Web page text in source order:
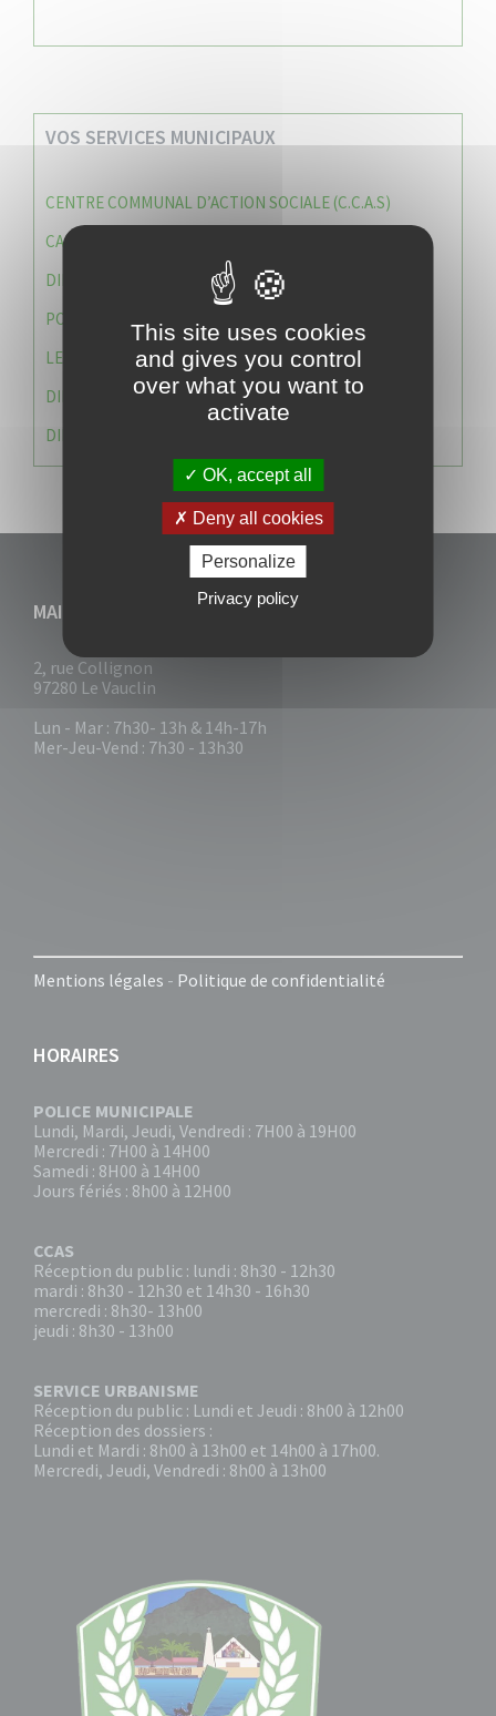
VOS SERVICES MUNICIPAUX
CENTRE COMMUNAL D’ACTION SOCIALE (C.C.A.S)
CAISSE DES ÉCOLES
DIRECTION DES SERVICES TECHNIQUES
POLICE MUNICIPALE
LE CABINET DU MAIRE
DIRECTION DES RESSOURCES ET MOYENS
DIRECTION DU DEVELLOPPEMENT URBAIN DURABL
MAIRIE DU VAUCLIN
2, rue Collignon
97280 Le Vauclin
Lun - Mar : 7h30- 13h & 14h-17h
Mer-Jeu-Vend : 7h30 - 13h30
Mentions légales - Politique de confidentialité
HORAIRES
POLICE MUNICIPALE
Lundi, Mardi, Jeudi, Vendredi : 7H00 à 19H00
Mercredi : 7H00 à 14H00
Samedi : 8H00 à 14H00
Jours fériés : 8h00 à 12H00
CCAS
Réception du public : lundi : 8h30 - 12h30
mardi : 8h30 - 12h30 et 14h30 - 16h30
mercredi : 8h30- 13h00
jeudi : 8h30 - 13h00
SERVICE URBANISME
Réception du public : Lundi et Jeudi : 8h00 à 12h00
Réception des dossiers :
Lundi et Mardi : 8h00 à 13h00 et 14h00 à 17h00.
Mercredi, Jeudi, Vendredi : 8h00 à 13h00
This site uses cookies
and gives you control
over what you want to
activate
OK, accept all
Deny all cookies
Personalize
Privacy policy